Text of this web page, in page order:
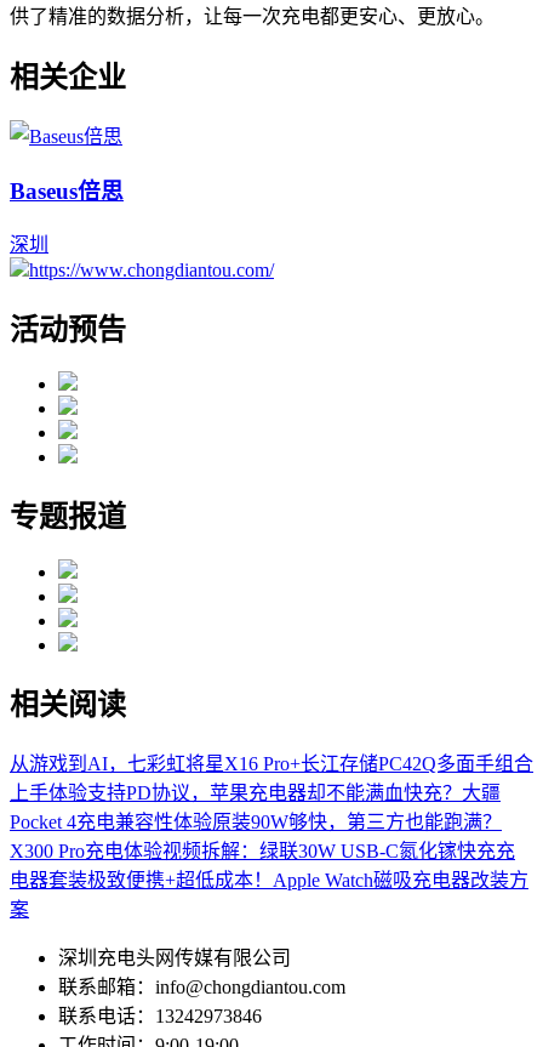
供了精准的数据分析，让每一次充电都更安心、更放心。
相关企业
Baseus倍思
深圳
https://www.chongdiantou.com/
活动预告
专题报道
相关阅读
从游戏到AI，七彩虹将星X16 Pro+长江存储PC42Q多面手组合
上手体验支持PD协议，苹果充电器却不能满血快充？大疆
Pocket 4充电兼容性体验原装90W够快，第三方也能跑满？
X300 Pro充电体验视频拆解：绿联30W USB-C氮化镓快充充
电器套装极致便携+超低成本！Apple Watch磁吸充电器改装方
案
深圳充电头网传媒有限公司
联系邮箱：info@chongdiantou.com
联系电话：13242973846